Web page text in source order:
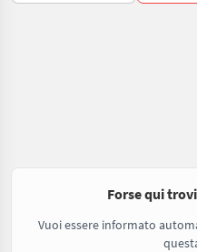
Forse qui
Vuoi essere informato